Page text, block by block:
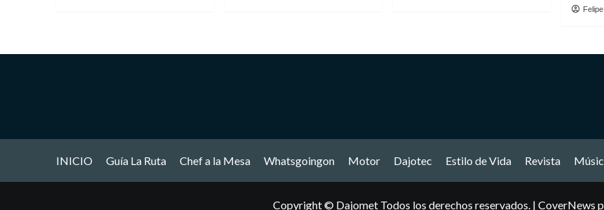
INICIO Guía La Ruta Chef a la Mesa Whatsgoingon Motor Dajotec Estilo de Vida Revista
Copyright © Dajomet Todos los derechos reservados. | CoverNews